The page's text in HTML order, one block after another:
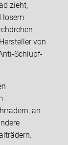
zieht,
losem
von
Schlupf-
an